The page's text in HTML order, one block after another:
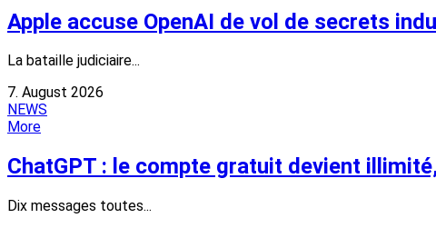
Apple accuse OpenAI de vol de secrets
La bataille judiciaire...
7. August 2026
NEWS
More
ChatGPT : le compte gratuit devient
Dix messages toutes...